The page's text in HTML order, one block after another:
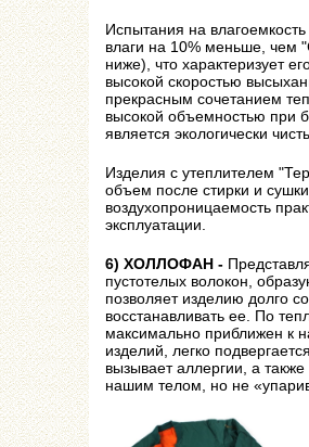
Испытания на
влаги на 10% меньше, чем
ниже), что характеризует
высокой скоростью
прекрасным сочетанием
высокой объемностью при
является экологически
Изделия с утеплителем
объем после стирки и
воздухопроницаемость
эксплуатации.
6) ХОЛЛОФАН -
пустотелых волокон,
позволяет изделию долго
восстанавливать ее. По
максимально приближен к
изделий, легко
вызывает аллергии, а
нашим телом, но не